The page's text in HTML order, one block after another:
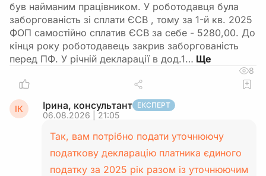
був найманим працівником. У роботодавця була
заборгованість зі сплати ЄСВ , тому за 1-й кв. 2025
ФОП самостійно сплатив ЄСВ за себе - 5280,00. До
кінця року роботодавець закрив заборгованість
перед ПФ. У річній декларації в дод.1…
8
ІК Ірина, консультант ЕКСПЕРТ
06.08.2026 | 21:05
Так, вам потрібно подати уточнюючу
податкову декларацію платника єдиного
податку за 2025 рік разом із уточнюючим